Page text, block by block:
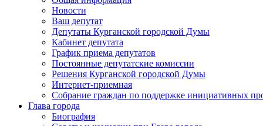
Новости
Ваш депутат
Депутаты Курганской городской Думы
Кабинет депутата
График приема депутатов
Постоянные депутатские комиссии
Решения Курганской городской Думы
Интернет-приемная
Собрание граждан по поддержке инициативных
Глава города
Биография